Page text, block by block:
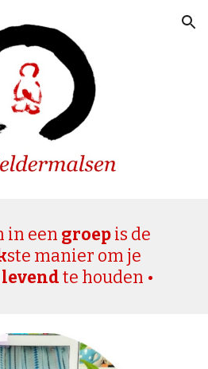
Skip to navigation
in een groepis de
ste manier om je
levendte houden •